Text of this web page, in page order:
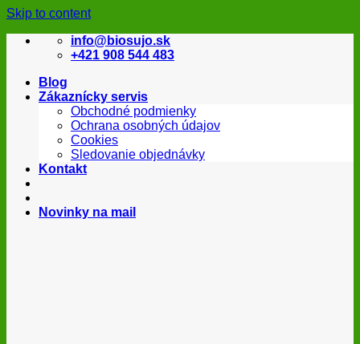
Skip to content
info@biosujo.sk
+421 908 544 483
Blog
Zákaznícky servis
Obchodné podmienky
Ochrana osobných údajov
Cookies
Sledovanie objednávky
Kontakt
Novinky na mail